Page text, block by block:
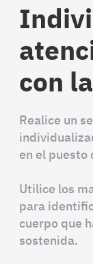
con
Realice un
en el puesto
Utilice los
para
cuerpo que
sostenida.